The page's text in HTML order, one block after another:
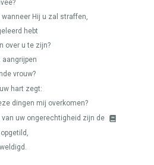
Hij u zal straffen,
hebt
over u te zijn?
aangrijpen
vrouw?
hart zegt:
dingen mij overkomen?
uw ongerechtigheid zijn de